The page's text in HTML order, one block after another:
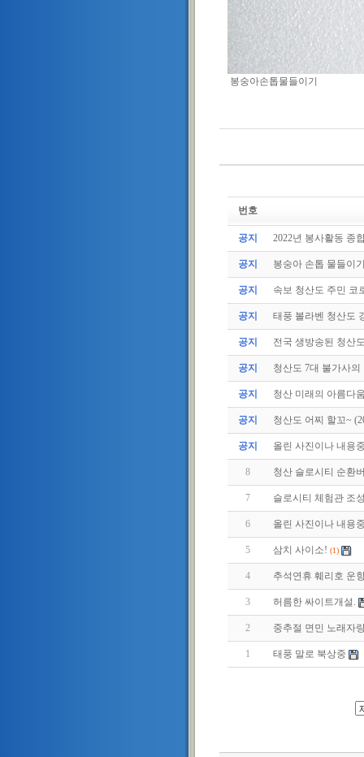
봉숭아손톱물들이기
번호
공지 2022년 봉사활동 종
공지 봉숭아 손톱 물들이
공지 속보 청산도 주민 코
공지 태풍 볼라벤 청산도
공지 전국 생방송된 청산
공지 청산도 7대 불가사의
공지 청산 미래의 아름다
공지 청산도 어찌 할꼬~
공지 올린 사진이나 내용
8 청산 슬로시티 순환
7 슬로시티 체험관 조
6 올린 사진이나 내용
5 삼치 사이소! (1)
4 추석연휴 훼리호 운
3 허름한 싸이트개설.
2 중추절 면민 노래자
1 태풍 말로 북상중